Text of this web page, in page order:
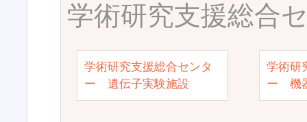
学術研究支援総合
学術研究支援総合センタ
ー 遺伝子実験施設
学術研
ー 機